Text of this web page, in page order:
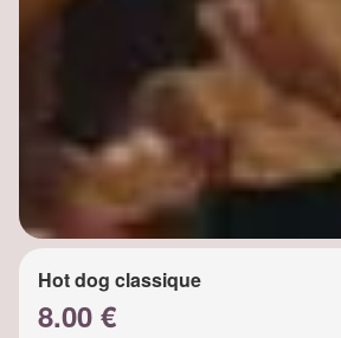
Hot dog classique
8.00 €